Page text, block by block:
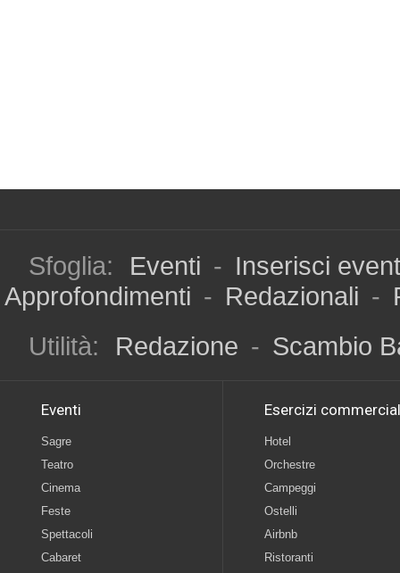
Sfoglia: Eventi - Inserisci
Approfondimenti - Redazionali -
Utilità:
Redazione - Scambio
Eventi
Sagre
Teatro
Cinema
Feste
Spettacoli
Cabaret
Esercizi
Hotel
Orchestre
Campeggi
Ostelli
Airbnb
Ristoranti